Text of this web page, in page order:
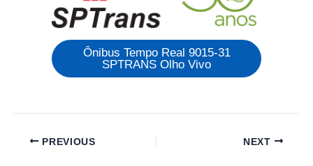
Ônibus Tempo Real 9015-31
SPTRANS Olho Vivo
PREVIOUS NEXT